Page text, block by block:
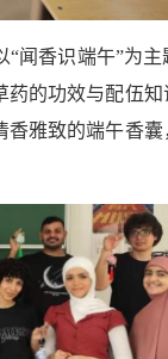
闻香识端午”为
的功效与配伍
雅致的端午香